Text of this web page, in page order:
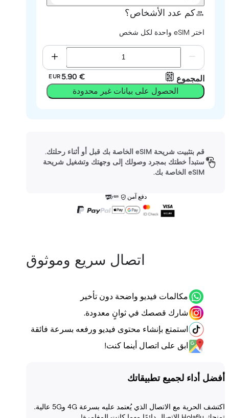
كم عدد الأشخاص؟
المجموع EUR
الحصول على بيانات غير محدودة
قم بتثبيت شريحة eSIM الخاصة بك قبل أو أثناء رحلتك.
ستبدأ خطتك بمجرد وصولك إلى وجهتك وتشغيل شريحة
اتصال سريع وموثوق
مكالمات فيديو واضحة دون تأخير
شارك قصصك في ثوانٍ معدودة.
استمتع بإنشاء محتوى فيديو ورفعه بسرعة فائقة
ابق على اتصال أينما كنت!
أداء لجميع تطبيقاتك
اكتشف الحرية مع الاتصال الذي يُعتمد عليه بسرعة 4G و5G عالية.